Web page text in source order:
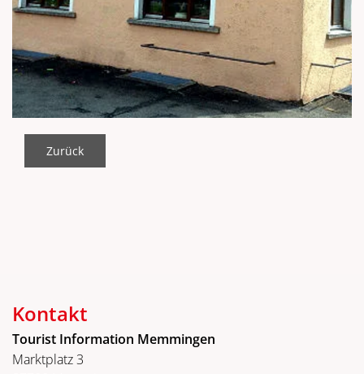
Zurück
Kontakt
Tourist Information Memmingen
Marktplatz 3